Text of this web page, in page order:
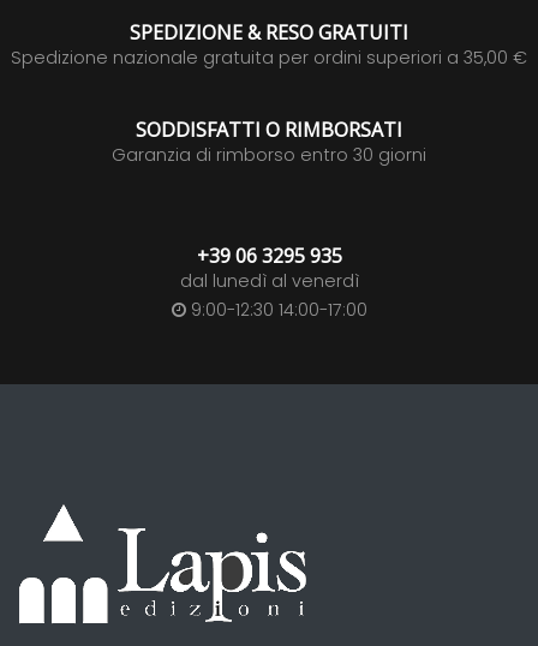
SPEDIZIONE & RESO GRATUITI
Spedizione nazionale gratuita per ordini superiori a 35,00 €
SODDISFATTI O RIMBORSATI
Garanzia di rimborso entro 30 giorni
+39 06 3295 935
dal lunedì al venerdì
9:00-12:30 14:00-17:00